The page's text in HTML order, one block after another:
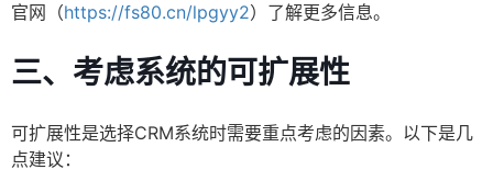
官网（https://fs80.cn/lpgyy2）了解更多信息。
三、考虑系统的可扩展性
可扩展性是选择CRM系统时需要重点考虑的因素。以下是几
点建议：